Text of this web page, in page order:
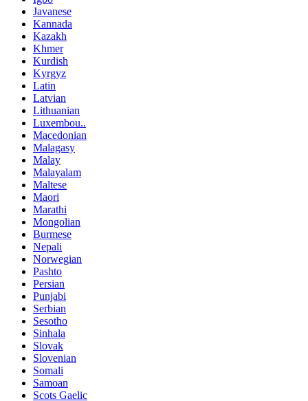
Javanese
Kannada
Kazakh
Khmer
Kurdish
Kyrgyz
Latin
Latvian
Lithuanian
Luxembou..
Macedonian
Malagasy
Malay
Malayalam
Maltese
Maori
Marathi
Mongolian
Burmese
Nepali
Norwegian
Pashto
Persian
Punjabi
Serbian
Sesotho
Sinhala
Slovak
Slovenian
Somali
Samoan
Scots Gaelic